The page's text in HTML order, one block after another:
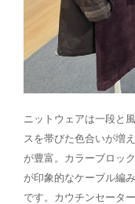
ニットウェアは一段と
スを帯びた色合いが増
が豊富。カラーブロッ
が印象的なケーブル編
です。カウチンセータ